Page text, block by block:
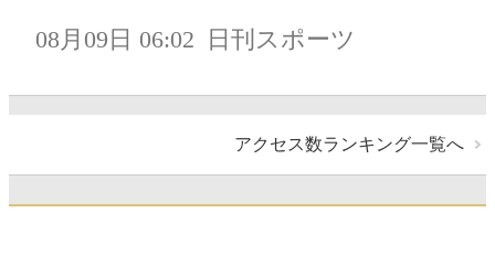
08月09日 06:02 日刊スポーツ
アクセス数ランキング一覧へ